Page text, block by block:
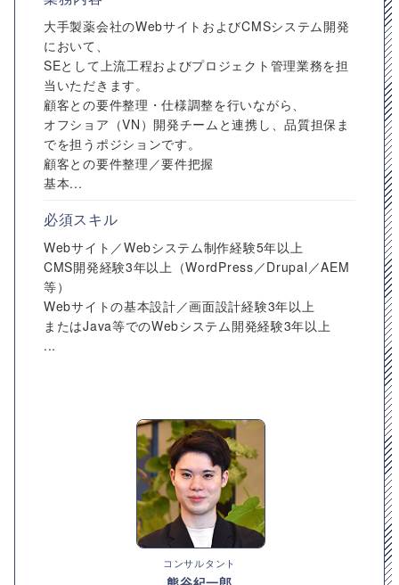
大手製薬会社のWebサイトおよびCMSシステム開発
において、
SEとして上流工程およびプロジェクト管理業務を担
当いただきます。
顧客との要件整理・仕様調整を行いながら、
オフショア（VN）開発チームと連携し、品質担保ま
でを担うポジションです。
顧客との要件整理／要件把握
基本...
必須スキル
Webサイト／Webシステム制作経験5年以上
CMS開発経験3年以上（WordPress／Drupal／AEM
等）
Webサイトの基本設計／画面設計経験3年以上
またはJava等でのWebシステム開発経験3年以上
...
コンサルタント